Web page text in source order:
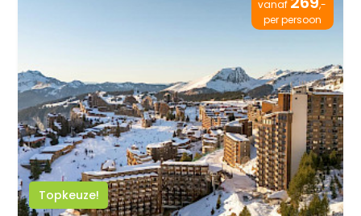
vanaf
,-
per persoon
Topkeuze!